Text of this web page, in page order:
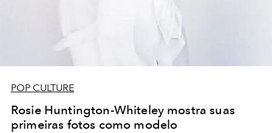
POP CULTURE
Rosie Huntington-Whiteley mostra suas
primeiras fotos como modelo